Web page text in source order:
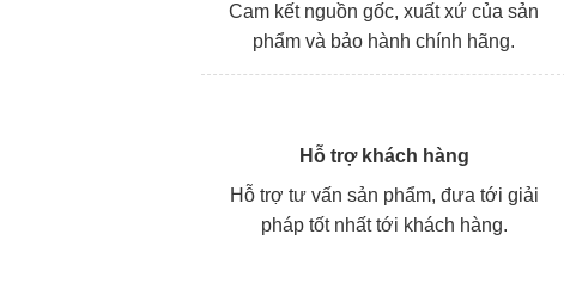
Cam kết nguồn gốc, xuất xứ của sản
phẩm và bảo hành chính hãng.
Hỗ trợ khách hàng
Hỗ trợ tư vấn sản phẩm, đưa tới giải
pháp tốt nhất tới khách hàng.